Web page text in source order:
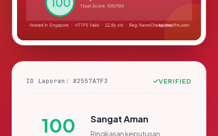
ID Laporan: #2557A7F3 VERIFIED
100 Sangat Aman
Ringkasan keputusan